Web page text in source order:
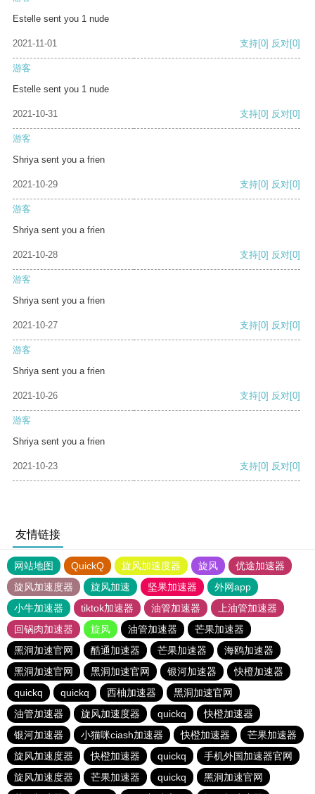
Estelle sent you 1 nude
2021-11-01 支持[0] 反对[0]
游客
Estelle sent you 1 nude
2021-10-31 支持[0] 反对[0]
游客
Shriya sent you a frien
2021-10-29 支持[0] 反对[0]
游客
Shriya sent you a frien
2021-10-28 支持[0] 反对[0]
游客
Shriya sent you a frien
2021-10-27 支持[0] 反对[0]
游客
Shriya sent you a frien
2021-10-26 支持[0] 反对[0]
游客
Shriya sent you a frien
2021-10-23 支持[0] 反对[0]
友情链接
网站地图 QuickQ 旋风加速度器 旋风
优途加速器
旋风加速度器
旋风加速 坚果加速器
外网app
小牛加速器
tiktok加速器 油管加速器
上油管加速器
回锅肉加速器
旋风 油管加速器
芒果加速器
黑洞加速官网
酷通加速器 芒果加速器
海鸥加速器
黑洞加速官网
黑洞加速官网 银河加速器
快橙加速器
quickq
quickq 西柚加速器
黑洞加速官网
油管加速器
旋风加速度器 quickq
快橙加速器
银河加速器
小猫咪ciash加速器 快橙加速器
芒果加速器
旋风加速度器
快橙加速器 quickq
手机外国加速器官网
旋风加速度器
芒果加速器 quickq
黑洞加速官网